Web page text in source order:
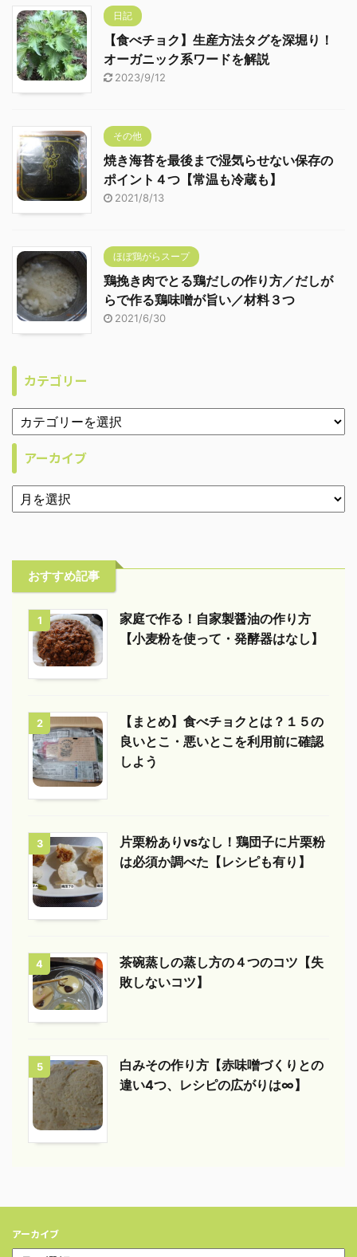
日記
【食べチョク】生産方法タグを深堀り！
オーガニック系ワードを解説
2023/9/12
その他
焼き海苔を最後まで湿気らせない保存の
ポイント４つ【常温も冷蔵も】
2021/8/13
ほぼ鶏がらスープ
鶏挽き肉でとる鶏だしの作り方／だしが
らで作る鶏味噌が旨い／材料３つ
2021/6/30
カテゴリー
アーカイブ
おすすめ記事
1
家庭で作る！自家製醤油の作り方
【小麦粉を使って・発酵器はなし】
2
【まとめ】食べチョクとは？１５の
良いとこ・悪いとこを利用前に確認
しよう
3
片栗粉ありvsなし！鶏団子に片栗粉
は必須か調べた【レシピも有り】
4
茶碗蒸しの蒸し方の４つのコツ【失
敗しないコツ】
5
白みその作り方【赤味噌づくりとの
違い4つ、レシピの広がりは∞】
アーカイブ